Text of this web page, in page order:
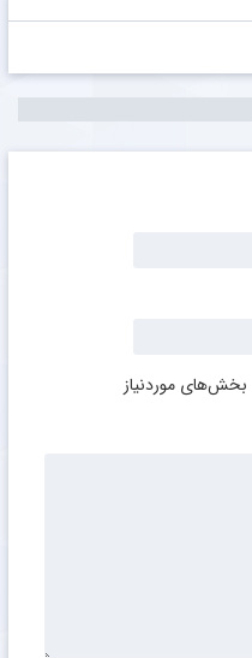
بخش‌های موردنیاز